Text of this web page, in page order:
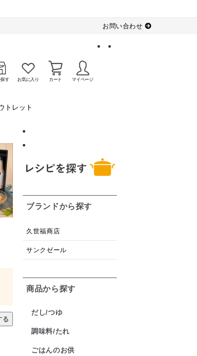
お問い合わせ
探す お気に入り カート マイページ
トレット
る
ブランドから探す
久世福商店
サンクゼール
商品から探す
だし/つゆ
調味料/たれ
ごはんのお供